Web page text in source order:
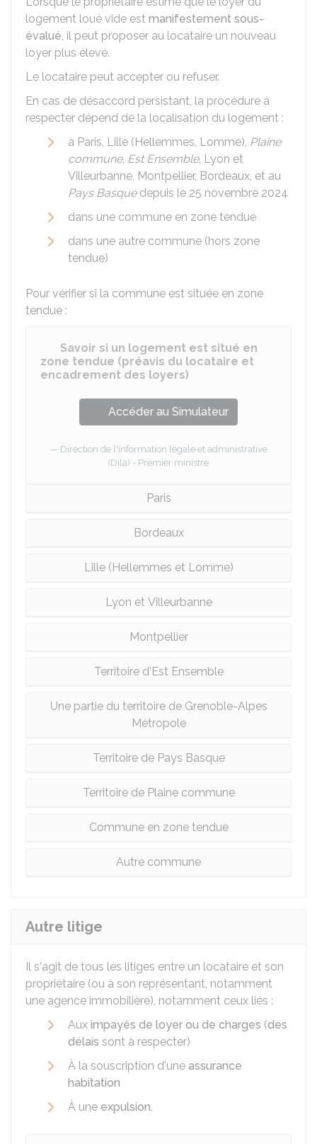
logement loué vide est manifestement sous-
évalué, il peut proposer au locataire un nouveau
loyer plus élevé.
Le locataire peut accepter ou refuser.
En cas de désaccord persistant, la procédure à
respecter dépend de la localisation du logement :
à Paris, Lille (Hellemmes, Lomme), Plaine
commune, Est Ensemble, Lyon et
Villeurbanne, Montpellier, Bordeaux, et au
Pays Basque depuis le 25 novembre 2024
dans une commune en zone tendue
dans une autre commune (hors zone
tendue)
Pour vérifier si la commune est située en zone
tendue :
Savoir si un logement est situé en
zone tendue (préavis du locataire et
encadrement des loyers)
Accéder au Simulateur
Direction de l'information légale et administrative
(Dila) - Premier ministre
Paris
Bordeaux
Lille (Hellemmes et Lomme)
Lyon et Villeurbanne
Montpellier
Territoire d'Est Ensemble
Une partie du territoire de Grenoble-Alpes
Métropole
Territoire de Pays Basque
Territoire de Plaine commune
Commune en zone tendue
Autre commune
Autre litige
Il s'agit de tous les litiges entre un locataire et son
propriétaire (ou à son représentant, notamment
une agence immobilière), notamment ceux liés :
Aux impayés de loyer ou de charges (des
délais sont à respecter)
À la souscription d'une assurance
habitation
À une expulsion.